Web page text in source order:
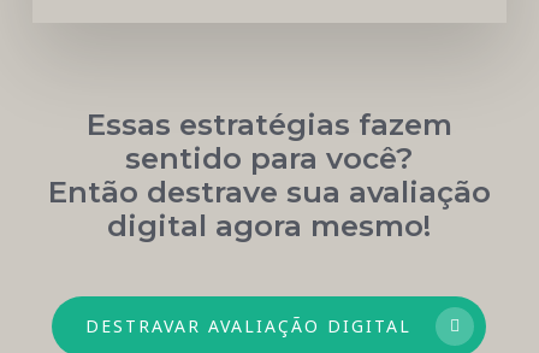
Essas estratégias fazem
sentido para você?
Então destrave sua avaliação
digital agora mesmo!
DESTRAVAR AVALIAÇÃO DIGITAL